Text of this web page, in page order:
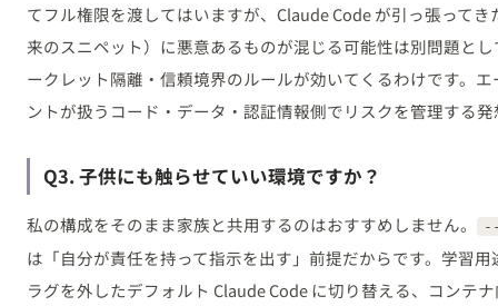
てフル権限を渡してはいますが、Claude Code が引っ張って
来のスニペット）に悪意あるものが混じる可能性は別問題と
ークレット隔離・信頼境界のルールが効いてくるわけです。
ントが扱うコード・データ・認証情報側でリスクを管理する
Q3. 子供にも触らせていい環境ですか？
私の構成をそのまま家族と共用するのはおすすめしません。
は「自分が責任を持って指示を出す」前提だからです。学習
ラグを外したデフォルト Claude Code に切り替える、コンテ